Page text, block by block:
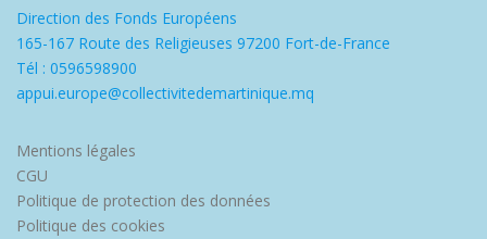
Direction des Fonds Européens
165-167 Route des Religieuses 97200 Fort-de-France
Tél : 0596598900
appui.europe@collectivitedemartinique.mq
Mentions légales
CGU
Politique de protection des données
Politique des cookies